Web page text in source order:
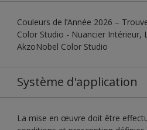
Couleurs de l’Année 2026 –
Color Studio - Nuancier Intérieur,
AkzoNobel Color Studio
Système d'application
La mise en œuvre doit être